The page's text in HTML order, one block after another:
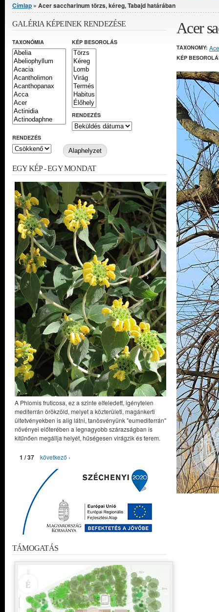
Jelenlegi hely
Címlap » Acer saccharinum törzs, kéreg, Tabajd határában
Acer
TAXONOMY:
KÉP
GALÉRIA KÉPEINEK RENDEZÉSE
TAXONÓMIA KÉP BESOROLÁS
RENDEZÉS
RENDEZÉS
EGY KÉP - EGY MONDAT
A Phlomis fruticosa, ez a szinte elfeledett, igénytelen
mediterrán örökzöld, melyet a közterületi, magánkerti
ültetvényekben is alig látni, tanösvényünk "eumediterrán"
növényei előterében a legnagyobb szárazságban is
kitűnően megállja helyét, hűségesen virágzik és terem.
1 / 37 következő ›
TÁMOGATÁS